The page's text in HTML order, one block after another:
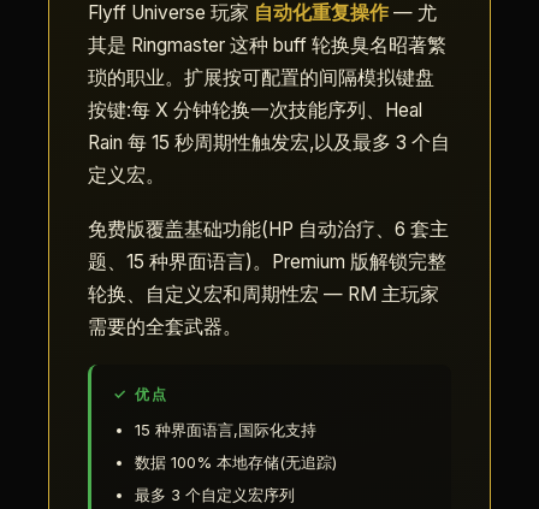
Flyff Universe 玩家 自动化重复操作 — 尤
其是 Ringmaster 这种 buff 轮换臭名昭著繁
琐的职业。扩展按可配置的间隔模拟键盘
按键:每 X 分钟轮换一次技能序列、Heal
Rain 每 15 秒周期性触发宏,以及最多 3 个自
定义宏。
免费版覆盖基础功能(HP 自动治疗、6 套主
题、15 种界面语言)。Premium 版解锁完整
轮换、自定义宏和周期性宏 — RM 主玩家
需要的全套武器。
✓ 优点
15 种界面语言,国际化支持
数据 100% 本地存储(无追踪)
最多 3 个自定义宏序列